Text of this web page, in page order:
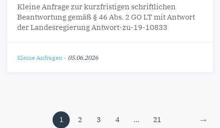
Kleine Anfrage zur kurzfristigen schriftlichen
Beantwortung gemäß § 46 Abs. 2 GO LT mit Antwort
der Landesregierung Antwort-zu-19-10833
Kleine Anfragen - 05.06.2026
1 2 3 4 ... 21 →